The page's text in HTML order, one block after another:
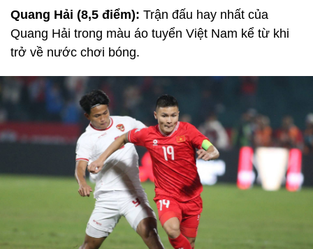
Quang Hải (8,5 điểm): Trận đấu hay nhất của
Quang Hải trong màu áo tuyển Việt Nam kể từ khi
trở về nước chơi bóng.